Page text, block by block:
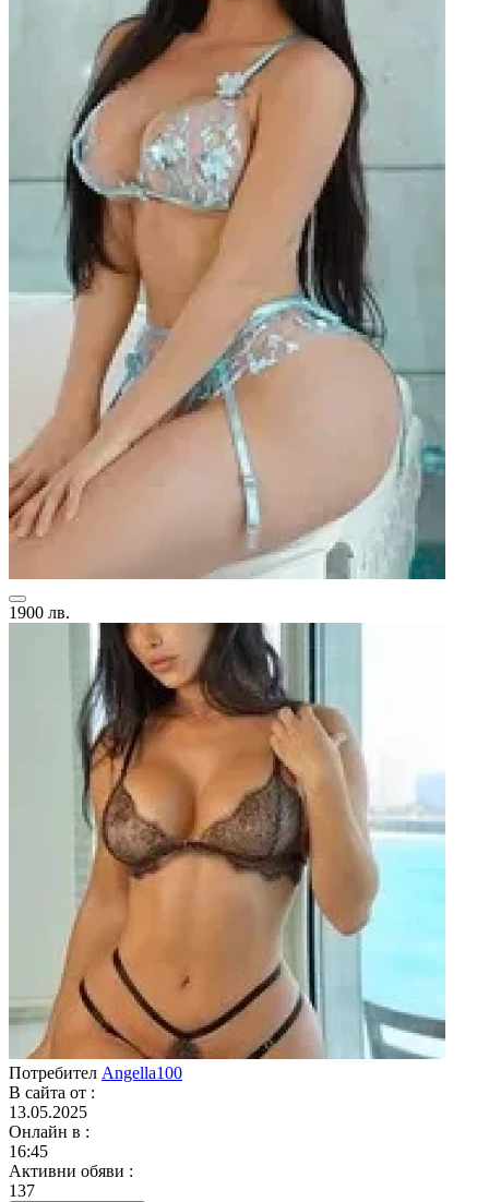
1900 лв.
Потребител Angella100
В сайта от :
13.05.2025
Онлайн в :
16:45
Активни обяви :
137